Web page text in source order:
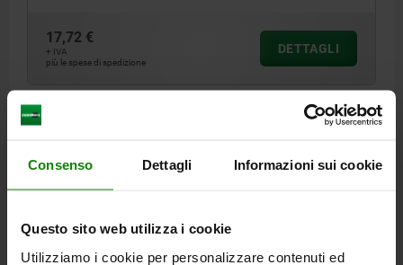
Consenso Dettagli Informazioni sui cookie
Questo sito web utilizza i cookie
Utilizziamo i cookie per personalizzare contenuti ed
17,72 €
+ IVA
più le spese di spedizione
DETTAGLI
CAD
SCARICARE